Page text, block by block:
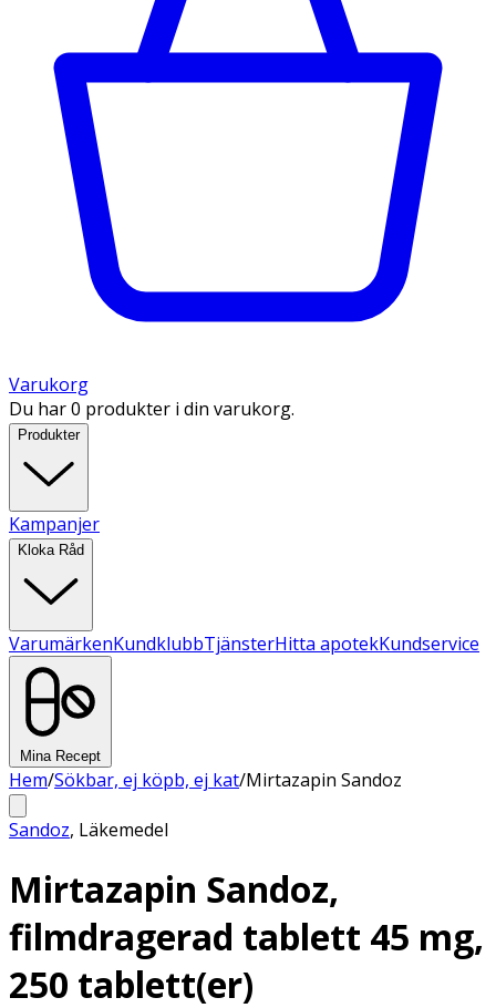
Varukorg
Du har 0 produkter i din varukorg.
Produkter
Kampanjer
Kloka Råd
VarumärkenKundklubbTjänsterHitta apotekKundservice
Mina Recept
Hem/Sökbar, ej köpb, ej kat/Mirtazapin Sandoz
Sandoz, Läkemedel
Mirtazapin Sandoz,
filmdragerad tablett 45 mg,
250 tablett(er)